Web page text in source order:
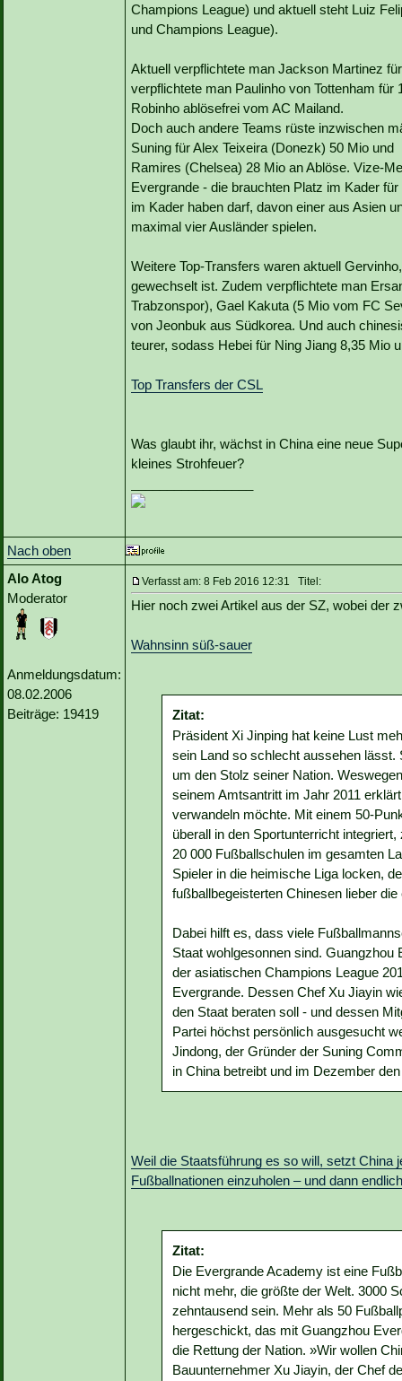
Champions League) und aktuell steht Luiz
und Champions League).
Aktuell verpflichtete man Jackson Martinez
verpflichtete man Paulinho von Tottenham
Robinho ablösefrei vom AC Mailand.
Doch auch andere Teams rüste inzwischen
Suning für Alex Teixeira (Donezk) 50 Mio und
Ramires (Chelsea) 28 Mio an Ablöse. Vize-
Evergrande - die brauchten Platz im Kader
im Kader haben darf, davon einer aus Asien
maximal vier Ausländer spielen.
Weitere Top-Transfers waren aktuell
gewechselt ist. Zudem verpflichtete man
Trabzonspor), Gael Kakuta (5 Mio vom FC
von Jeonbuk aus Südkorea. Und auch
teurer, sodass Hebei für Ning Jiang 8,35 Mio
Top Transfers der CSL
Was glaubt ihr, wächst in China eine neue
kleines Strohfeuer?
Nach oben
Alo Atog
Moderator
Anmeldungsdatum:
08.02.2006
Beiträge: 19419
Verfasst am: 8 Feb 2016 12:31 Titel:
Hier noch zwei Artikel aus der SZ, wobei der
Wahnsinn süß-sauer
Zitat:
Präsident Xi Jinping hat keine Lust
sein Land so schlecht aussehen
um den Stolz seiner Nation.
seinem Amtsantritt im Jahr 2011
verwandeln möchte. Mit einem 50-
überall in den Sportunterricht
20 000 Fußballschulen im gesamten
Spieler in die heimische Liga locken,
fußballbegeisterten Chinesen lieber
Dabei hilft es, dass viele
Staat wohlgesonnen sind. Guangzhou
der asiatischen Champions League
Evergrande. Dessen Chef Xu Jiayin
den Staat beraten soll - und dessen
Partei höchst persönlich ausgesucht
Jindong, der Gründer der Suning
in China betreibt und im Dezember
Weil die Staatsführung es so will, setzt China
Fußballnationen einzuholen – und dann
Zitat:
Die Evergrande Academy ist eine
nicht mehr, die größte der Welt. 3000
zehntausend sein. Mehr als 50
hergeschickt, das mit Guangzhou
die Rettung der Nation. »Wir wollen
Bauunternehmer Xu Jiayin, der Chef